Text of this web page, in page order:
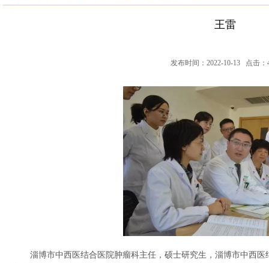
王雷
发布时间：2022-10-13 点击：
淄博市中西医结合医院肿瘤科主任，硕士研究生，淄博市中西医